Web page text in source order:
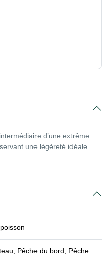
d’une extrême
une légèreté idéale
Pêche du bord, Pêche